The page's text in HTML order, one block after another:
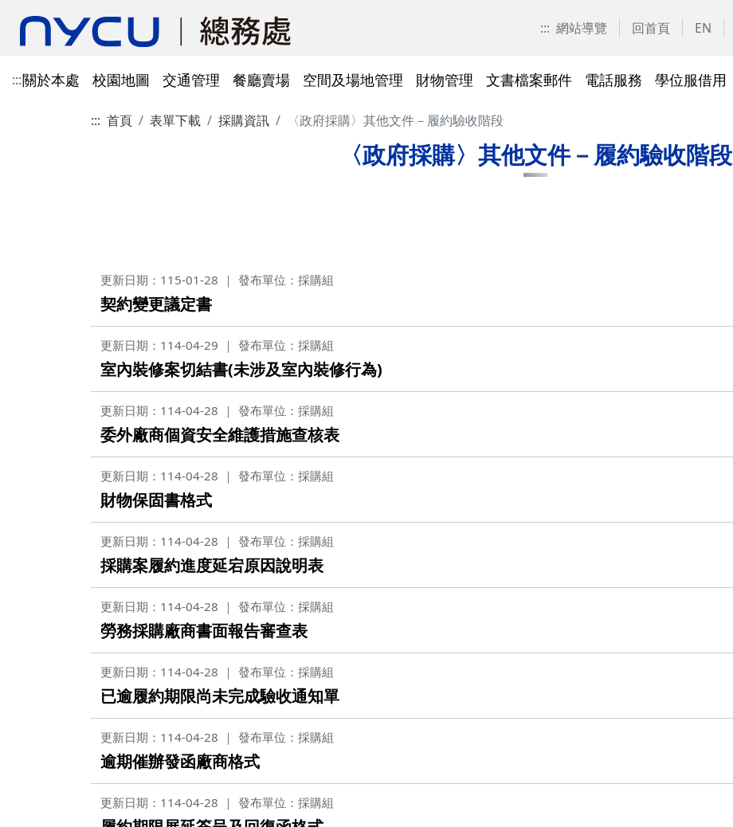
::: 網站導覽 回首頁 EN
:::關於本處
經營管理二組
常設委員會
總務會議(原陽明大學)
校園交通管理委員會(陽明校區)
職務宿舍管理委員會(光復校區)
餐飲管理委員會(光復校區)
餐飲管理委員會(陽明校區)
勞務策進委員會
勞工退休準備金監督委員會
無公職人員利益衝突迴避法
身分關係公開專區
校園地圖
陽明校區校園地圖 陽明校區停車區域
交通管理
光復及博愛校區停車識別證
停車識別證(光復及博愛校區)
餐廳賣場
法令規章
空間及場地管理
空間及場地租借管理 法令規章
財物管理
法令規章
文書檔案郵件
郵件查詢
電話服務
法令規章
學位服借用
法令規章
所得稅與補充保費 出納與薪資
職務宿舍申請
科研採購及創新條例採購公
共同供應契約採購
公共責任保險
韌性校園
校園機電設施汰換
微電網規劃
博愛校區防洪與排水
校園公共設施監測與安全檢查
落實校園防災宣導
公文簽核及檔案管理系統 財物管理系統
統
綠色採購
任
校園樹木及棲地健康盤點計
陽明校區113年樹木及棲地健
其他表單
::: 首頁 表單下載 採購資訊 〈政府採購〉其他文件－履約驗收階段
〈政府採購〉其他文件－履約驗收階段
更新日期：115-01-28 發布單位：採購組
契約變更議定書
更新日期：114-04-29 發布單位：採購組
室內裝修案切結書(未涉及室內裝修行為)
更新日期：114-04-28 發布單位：採購組
委外廠商個資安全維護措施查核表
更新日期：114-04-28 發布單位：採購組
財物保固書格式
更新日期：114-04-28 發布單位：採購組
採購案履約進度延宕原因說明表
更新日期：114-04-28 發布單位：採購組
勞務採購廠商書面報告審查表
更新日期：114-04-28 發布單位：採購組
已逾履約期限尚未完成驗收通知單
更新日期：114-04-28 發布單位：採購組
逾期催辦發函廠商格式
更新日期：114-04-28 發布單位：採購組